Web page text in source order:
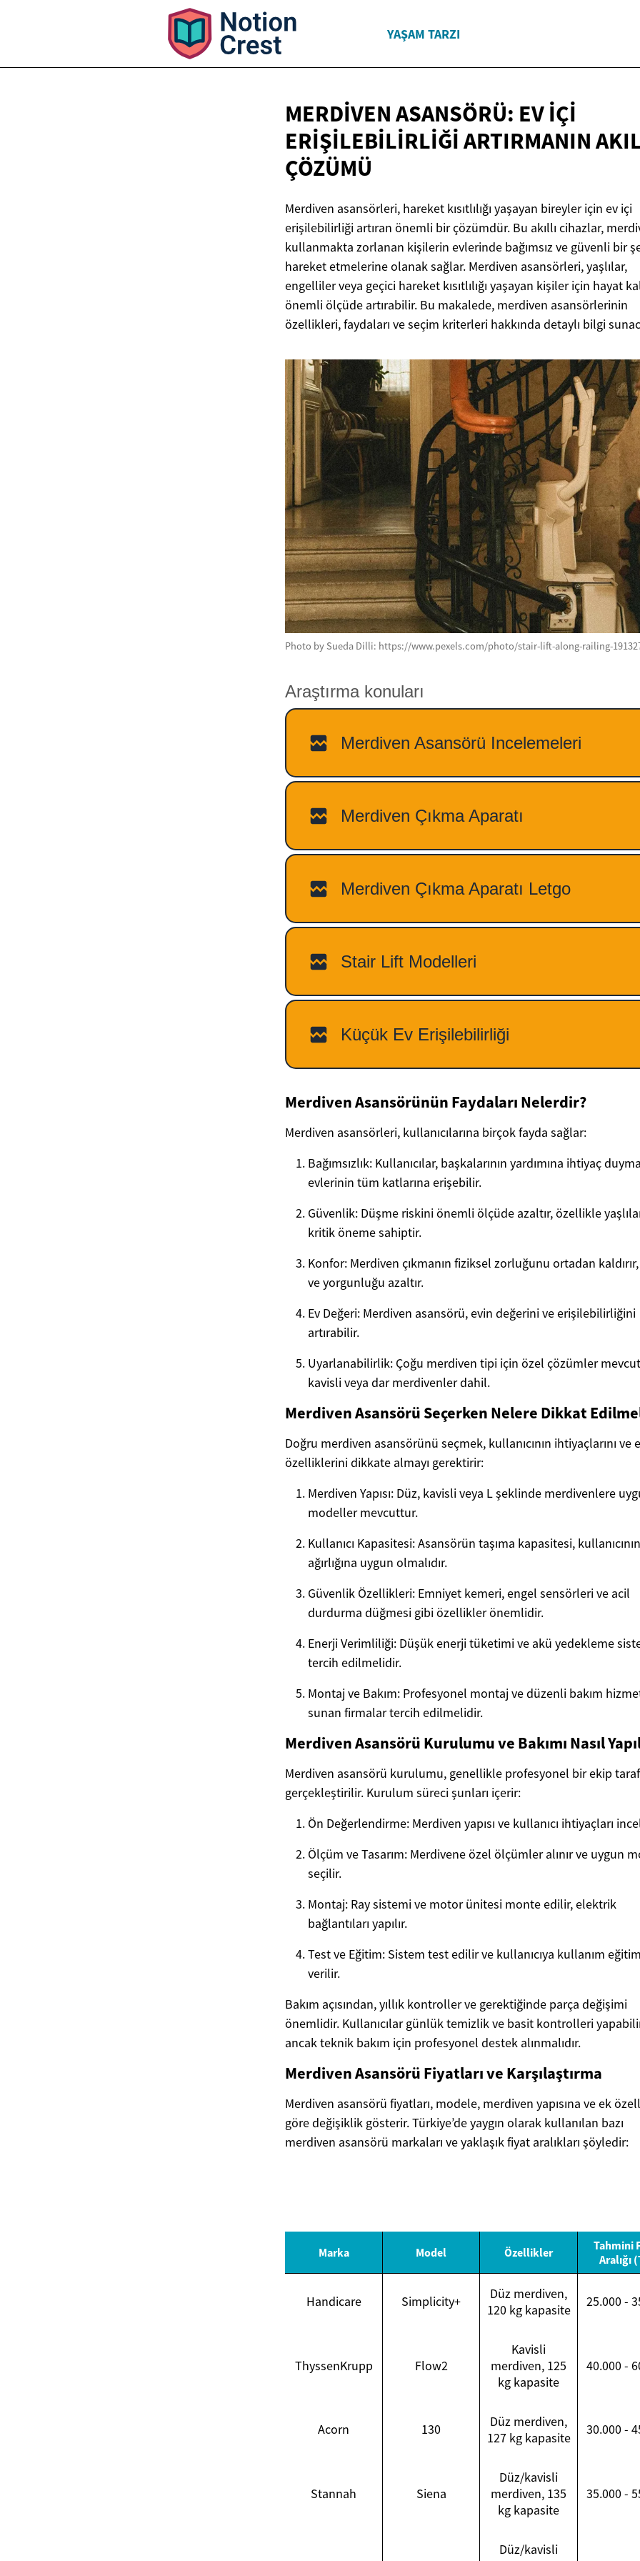
YAŞAM TARZI
MERDIVEN ASANSÖRÜ: EV İÇI
ERIŞILEBILIRLIĞI ARTIRMANIN
ÇÖZÜMÜ
Merdiven asansörleri, hareket kısıtlılığı yaşayan bireyler için ev içi
erişilebilirliği artıran önemli bir çözümdür. Bu akıllı cihazlar,
kullanmakta zorlanan kişilerin evlerinde bağımsız ve güvenli bir
hareket etmelerine olanak sağlar. Merdiven asansörleri, yaşlılar,
engelliler veya geçici hareket kısıtlılığı yaşayan kişiler için hayat
önemli ölçüde artırabilir. Bu makalede, merdiven asansörlerinin
özellikleri, faydaları ve seçim kriterleri hakkında detaylı bilgi
Photo by Sueda Dilli: https://www.pexels.com/photo/stair-lift-along-railing-
Merdiven Asansörünün Faydaları Nelerdir?
Merdiven asansörleri, kullanıcılarına birçok fayda sağlar:
Bağımsızlık: Kullanıcılar, başkalarının yardımına ihtiyaç
evlerinin tüm katlarına erişebilir.
Güvenlik: Düşme riskini önemli ölçüde azaltır, özellikle
kritik öneme sahiptir.
Konfor: Merdiven çıkmanın fiziksel zorluğunu ortadan kaldırır,
ve yorgunluğu azaltır.
Ev Değeri: Merdiven asansörü, evin değerini ve erişilebilirliğini
artırabilir.
Uyarlanabilirlik: Çoğu merdiven tipi için özel çözümler
kavisli veya dar merdivenler dahil.
Merdiven Asansörü Seçerken Nelere Dikkat
Doğru merdiven asansörünü seçmek, kullanıcının ihtiyaçlarını ve
özelliklerini dikkate almayı gerektirir:
Merdiven Yapısı: Düz, kavisli veya L şeklinde merdivenlere
modeller mevcuttur.
Kullanıcı Kapasitesi: Asansörün taşıma kapasitesi, kullanıcının
ağırlığına uygun olmalıdır.
Güvenlik Özellikleri: Emniyet kemeri, engel sensörleri ve acil
durdurma düğmesi gibi özellikler önemlidir.
Enerji Verimliliği: Düşük enerji tüketimi ve akü yedekleme
tercih edilmelidir.
Montaj ve Bakım: Profesyonel montaj ve düzenli bakım
sunan firmalar tercih edilmelidir.
Merdiven Asansörü Kurulumu ve Bakımı Nasıl
Merdiven asansörü kurulumu, genellikle profesyonel bir ekip
gerçekleştirilir. Kurulum süreci şunları içerir:
Ön Değerlendirme: Merdiven yapısı ve kullanıcı ihtiyaçları
Ölçüm ve Tasarım: Merdivene özel ölçümler alınır ve uygun
seçilir.
Montaj: Ray sistemi ve motor ünitesi monte edilir, elektrik
bağlantıları yapılır.
Test ve Eğitim: Sistem test edilir ve kullanıcıya kullanım
verilir.
Bakım açısından, yıllık kontroller ve gerektiğinde parça değişimi
önemlidir. Kullanıcılar günlük temizlik ve basit kontrolleri
ancak teknik bakım için profesyonel destek alınmalıdır.
Merdiven Asansörü Fiyatları ve Karşılaştırma
Merdiven asansörü fiyatları, modele, merdiven yapısına ve ek
göre değişiklik gösterir. Türkiye’de yaygın olarak kullanılan bazı
merdiven asansörü markaları ve yaklaşık fiyat aralıkları şöyledir:
Marka Model Özellikler
Tahmini
Aralığı
Handicare Simplicity+
Düz merdiven,
120 kg kapasite
25.000 -
ThyssenKrupp Flow2
Kavisli
merdiven, 125
kg kapasite
40.000 -
Acorn 130
Düz merdiven,
127 kg kapasite
30.000 -
Stannah Siena
Düz/kavisli
merdiven, 135
kg kapasite
35.000 -
Düz/kavisli